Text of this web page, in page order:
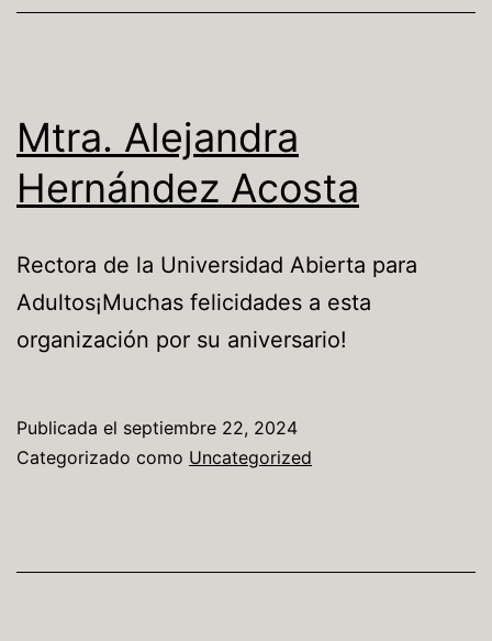
Mtra. Alejandra
Hernández Acosta
Rectora de la Universidad Abierta para
Adultos¡Muchas felicidades a esta
organización por su aniversario!
Publicada el septiembre 22, 2024
Categorizado como Uncategorized